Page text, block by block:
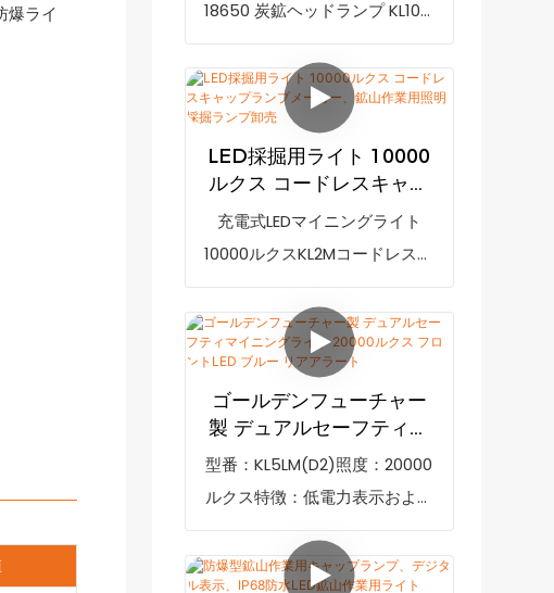
MCU制御充電システムを採用し
ており、充電時間は8時間以内
です。型番：KL5LMC、照度：
20000ルクス、機能：低電力表
示、防爆マーク：IM1 Ex ia I
Ma、IP等級：IP68
18650 炭鉱ヘッドランプ KL10M
マイニングライト LED キャップ
ランプは、電力不足時に充電を
促す低電力表示機能を備えた、
最も明るいマイニングランプで
す。10000mAh 充電式リチウム
ガラスレンズ、MCU 制御充電
システムを備えています。型番:
KL10M 照度: 25000 lux バッテリ
ー容量: 10Ah 特徴: 低電力表示
Ex マーク: IM1 Ex ia I Ma IP 等級:
IP68
LED採掘用ライト 10000
ルクス コードレスキャッ
プランプメーカー、鉱山
売
充電式LEDマイニングライト
10000ルクスKL2Mコードレスキ
ャップランプ（充電器付き）
は、市場の類似製品と比較し
て、性能、品質、外観などの点
で比類のない優れた利点を持
ち、市場で高い評価を得ていま
ニングライト10000ルクスKL2M
コードレスキャップランプ（充
ゴールデンフューチャー
製 デュアルセーフティマ
イニングライト 20000ル
クス フロントLED ブルー
リアアラート
型番：KL5LM(D2)照度：20000
ルクス特徴：低電力表示および
安全リアライト防爆マーク：IM1
Ex ia I MaIP等級：IP68